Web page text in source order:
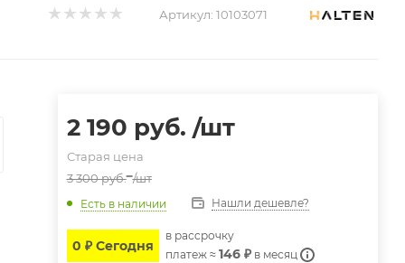
Артикул: 10103071
2 190 руб. /шт
Старая цена
3 300руб. /шт
Есть в наличии Нашли дешевле?
0 ₽ Сегодня
в расcрочку
платеж ≈ 146 ₽в месяц